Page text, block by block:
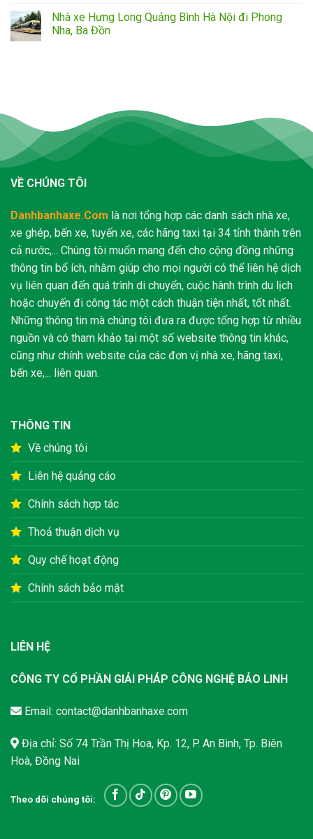
Nhà xe Hưng Long Quảng Bình Hà Nội đi Phong
Nha, Ba Đồn
VỀ CHÚNG TÔI
Danhbanhaxe.Com là nơi tổng hợp các danh sách nhà xe,
xe ghép, bến xe, tuyến xe, các hãng taxi tại 34 tỉnh thành trên
cả nước,... Chúng tôi muốn mang đến cho cộng đồng những
thông tin bổ ích, nhằm giúp cho mọi người có thể liên hệ dịch
vụ liên quan đến quá trình di chuyển, cuộc hành trình du lịch
hoặc chuyến đi công tác một cách thuận tiện nhất, tốt nhất.
Những thông tin mà chúng tôi đưa ra được tổng hợp từ nhiều
nguồn và có tham khảo tại một số website thông tin khác,
cũng như chính website của các đơn vị nhà xe, hãng taxi,
bến xe,... liên quan.
THÔNG TIN
Về chúng tôi
Liên hệ quảng cáo
Chính sách hợp tác
Thoả thuận dịch vụ
Quy chế hoạt động
Chính sách bảo mật
LIÊN HỆ
CÔNG TY CỔ PHẦN GIẢI PHÁP CÔNG NGHỆ BẢO LINH
Email: contact@danhbanhaxe.com
Địa chỉ: Số 74 Trần Thị Hoa, Kp. 12, P. An Bình, Tp. Biên
Hoà, Đồng Nai
Theo dõi chúng tôi: